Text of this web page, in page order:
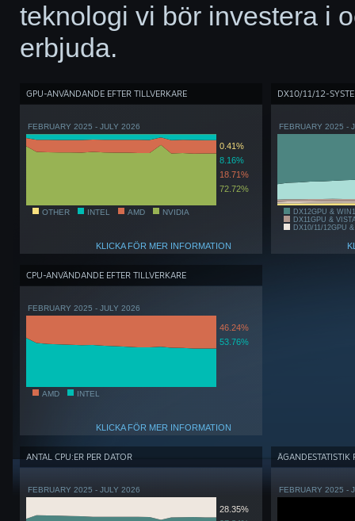
teknologi vi bör investera i
erbjuda.
GPU-ANVÄNDANDE EFTER TILLVERKARE
FEBRUARY 2025 - JULY 2026
0.41%
8.16%
18.71%
72.72%
OTHER INTEL AMD NVIDIA
KLICKA FÖR MER INFORMATION
DX10/11/12-
FEBRUARY 2025 -
DX12GPU &
DX11GPU &
DX10/11/12GPU
CPU-ANVÄNDANDE EFTER TILLVERKARE
FEBRUARY 2025 - JULY 2026
46.24%
53.76%
AMD INTEL
KLICKA FÖR MER INFORMATION
ANTAL CPU:ER PER DATOR
FEBRUARY 2025 - JULY 2026
28.35%
FEBRUARY 2025 -